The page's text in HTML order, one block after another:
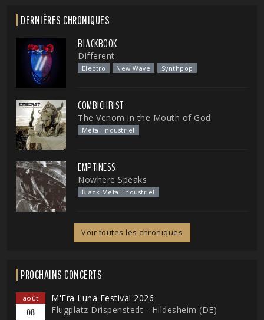
DERNIÈRES CHRONIQUES
BLACKBOOK
Different
Electro New Wave Synthpop
COMBICHRIST
The Venom in the Mouth of God
Metal Industriel
EMPTINESS
Nowhere Speaks
Black Metal Industriel
Voir toutes les chroniques
PROCHAINS CONCERTS
août
08
M'Era Luna Festival 2026
Flugplatz Drispenstedt - Hildesheim (DE)